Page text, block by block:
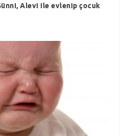
Alevi ile evlenip çocuk